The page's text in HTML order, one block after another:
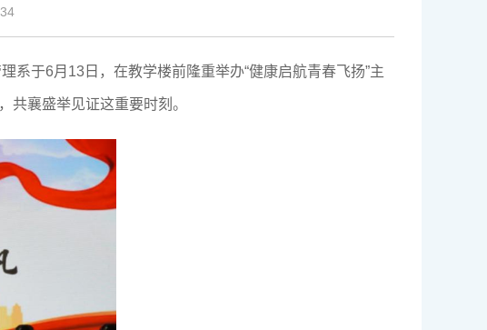
于6月13日，在教学楼前隆重举办“健康启航青春飞扬”主
共襄盛举见证这重要时刻。